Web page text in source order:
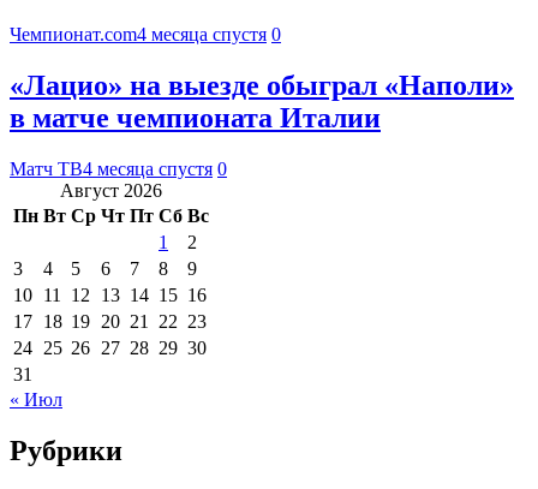
Чемпионат.com4 месяца спустя 0
«Лацио» на выезде обыграл «Наполи»
в матче чемпионата Италии
Матч ТВ4 месяца спустя 0
Август 2026
Пн Вт Ср Чт Пт Сб Вс
1
2
3
4 5 6 7 8
9
10 11 12 13 14 15 16
17 18 19 20 21 22 23
24 25 26 27 28 29 30
31
« Июл
Рубрики